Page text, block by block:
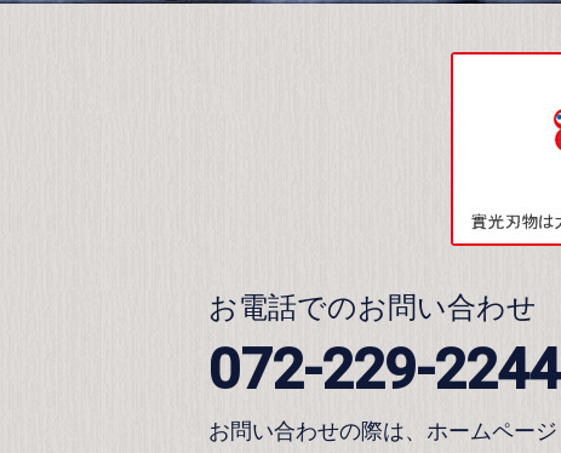
お電話でのお問い合わせ
072-229-2244
お問い合わせの際は、ホームページ